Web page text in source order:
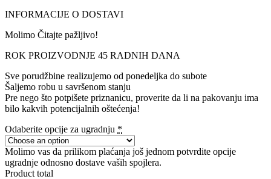
INFORMACIJE O DOSTAVI
Molimo Čitajte pažljivo!
ROK PROIZVODNJE 45 RADNIH DANA
Sve porudžbine realizujemo od ponedeljka do subote
Šaljemo robu u savršenom stanju
Pre nego što potpišete priznanicu, proverite da li na pakovanju ima
bilo kakvih potencijalnih oštećenja!
Odaberite opcije za ugradnju *
Molimo vas da prilikom plaćanja još jednom potvrdite opcije
ugradnje odnosno dostave vaših spojlera.
Product total